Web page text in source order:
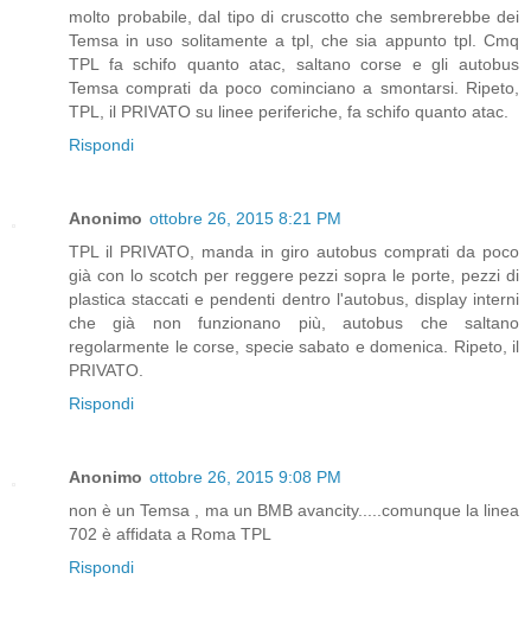
molto probabile, dal tipo di cruscotto che sembrerebbe dei
Temsa in uso solitamente a tpl, che sia appunto tpl. Cmq
TPL fa schifo quanto atac, saltano corse e gli autobus
Temsa comprati da poco cominciano a smontarsi. Ripeto,
TPL, il PRIVATO su linee periferiche, fa schifo quanto atac.
Rispondi
Anonimo ottobre 26, 2015 8:21 PM
TPL il PRIVATO, manda in giro autobus comprati da poco
già con lo scotch per reggere pezzi sopra le porte, pezzi di
plastica staccati e pendenti dentro l'autobus, display interni
che già non funzionano più, autobus che saltano
regolarmente le corse, specie sabato e domenica. Ripeto, il
PRIVATO.
Rispondi
Anonimo ottobre 26, 2015 9:08 PM
non è un Temsa , ma un BMB avancity.....comunque la linea
702 è affidata a Roma TPL
Rispondi